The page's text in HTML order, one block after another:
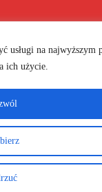
usługi na najwyższym
ich użycie.